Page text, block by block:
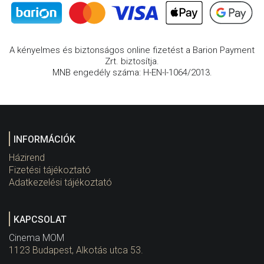
A kényelmes és biztonságos online fizetést a Barion Payment
Zrt. biztosítja.
MNB engedély száma: H-EN-I-1064/2013.
INFORMÁCIÓK
Házirend
Fizetési tájékoztató
Adatkezelési tájékoztató
KAPCSOLAT
Cinema MOM
1123 Budapest, Alkotás utca 53.